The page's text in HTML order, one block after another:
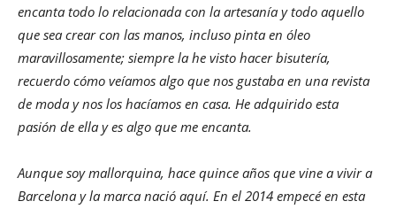
encanta todo lo relacionada con la artesanía y todo aquello
que sea crear con las manos, incluso pinta en óleo
maravillosamente; siempre la he visto hacer bisutería,
recuerdo cómo veíamos algo que nos gustaba en una revista
de moda y nos los hacíamos en casa. He adquirido esta
pasión de ella y es algo que me encanta.
Aunque soy mallorquina, hace quince años que vine a vivir a
Barcelona y la marca nació aquí. En el 2014 empecé en esta